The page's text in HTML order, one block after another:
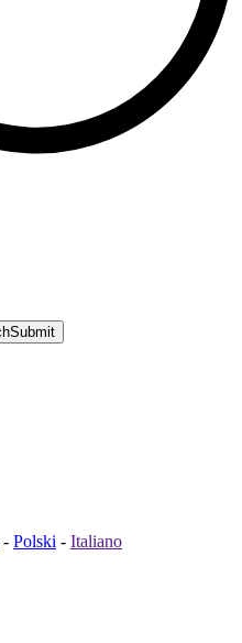
- Polski - Italiano